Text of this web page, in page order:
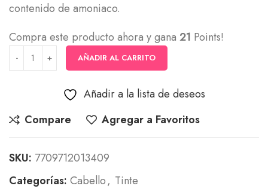
contenido de amoniaco.
Compra este producto ahora y gana 21 Points!
AÑADIR AL CARRITO
Añadir a la lista de deseos
Compare
Agregar a Favoritos
SKU: 7709712013409
Categorías: Cabello, Tinte